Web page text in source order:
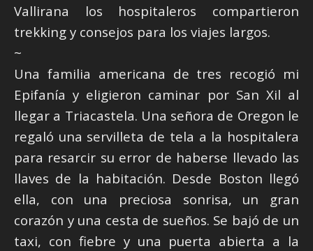
Vallirana los hospitaleros compartieron
trekking y consejos para los viajes largos.
~
Una familia americana de tres recogió mi
Epifanía y eligieron caminar por San Xil al
llegar a Triacastela. Una señora de Oregon le
regaló una servilleta de tela a la hospitalera
para resarcir su error de haberse llevado las
llaves de la habitación. Desde Boston llegó
ella, con una preciosa sonrisa, un gran
corazón y una cesta de sueños. Se bajó de un
taxi, con fiebre y una puerta abierta a la